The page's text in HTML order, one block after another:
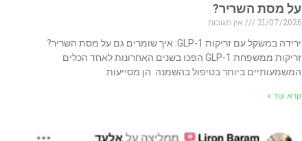
על מסת השריר?
21/07/2026
אין תגובות
ירידה במשקל עם זריקות GLP-1: איך שומרים גם על מסת השריר?
זריקות ממשפחת GLP-1 הפכו בשנים האחרונות לאחד הכלים
המשמעותיים ביותר בטיפול בהשמנה. הן מסייעות
קרא עוד »